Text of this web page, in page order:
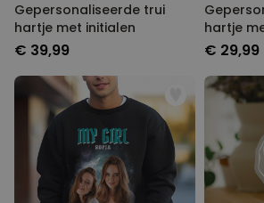
Gepersonaliseerde trui
hartje met initialen
€ 39,99
hartje
€ 29,99